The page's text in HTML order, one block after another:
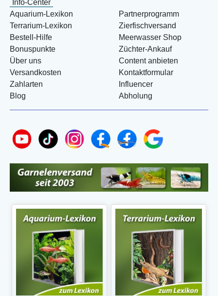
Info-Center
Aquarium-Lexikon
Terrarium-Lexikon
Bestell-Hilfe
Bonuspunkte
Über uns
Versandkosten
Zahlarten
Blog
Partnerprogramm
Zierfischversand
Meerwasser Shop
Züchter-Ankauf
Content anbieten
Kontaktformular
Influencer
Abholung